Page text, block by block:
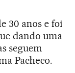
30 anos e foi
dando uma
seguem
Pacheco.